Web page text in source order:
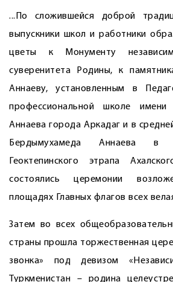
...По сложившейся доб­рой
выпускники школ и работники
цветы к Монументу
суверенитета Родины, к
Анна­еву, установленным в
профессиональной школе
Аннаева города Аркадаг и в
­Бердымухамеда Аннаева в
Геоктепинского этрапа
состоялись церемонии
площадях Главных флагов всех
Затем во всех
страны прошла торжественная
звонка» под девизом
Туркменистан – родина